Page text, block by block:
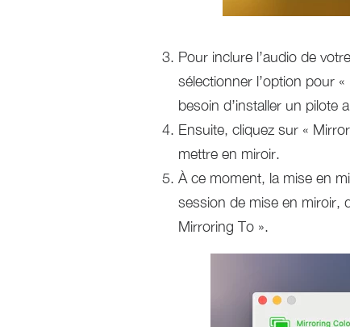
Pour inclure l’audio de
sélectionner l’option pour
besoin d’installer un pilote
Ensuite, cliquez sur «
mettre en miroir.
À ce moment, la mise en
session de mise en miroir,
Mirroring To ».